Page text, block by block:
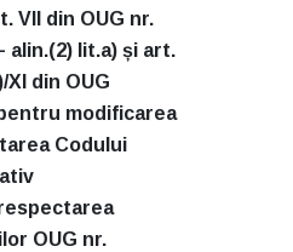
VII din OUG nr.
alin.(2) lit.a) și art.
XI din OUG
modificarea
Codului
OUG nr.